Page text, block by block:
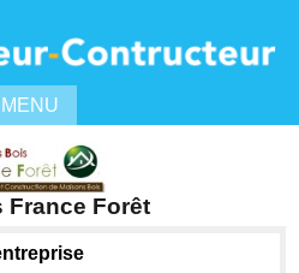
MENU
France Forêt